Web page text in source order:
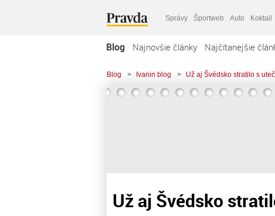
Správy Športweb Auto Koktail
Blog Najnovšie články Najčítanejšie
Blog > Ivanin blog > Už aj Švédsko stratilo s
Už aj Švédsko